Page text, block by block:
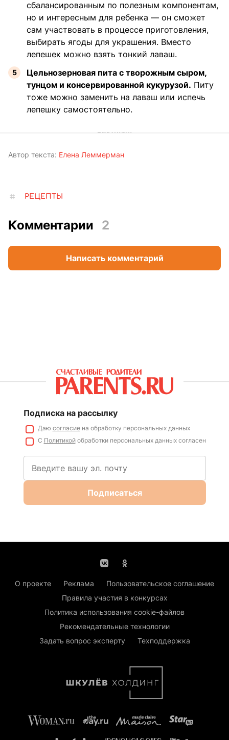
сбалансированным по полезным компонентам,
но и интересным для ребенка — он сможет
сам участвовать в процессе приготовления,
выбирать ягоды для украшения. Вместо
лепешек можно взять тонкий лаваш.
Цельнозерновая пита с творожным сыром,
тунцом и консервированной кукурузой. Питу
тоже можно заменить на лаваш или испечь
лепешку самостоятельно.
Автор текста: Елена Леммерман
РЕЦЕПТЫ
Комментарии 2
Написать комментарий
Подписка на рассылку
Даю согласиена обработку персональных данных
С Политикойобработки персональных данных согласен
Подписаться
О проекте Реклама
Пользовательское соглашение
Правила участия в конкурсах
Политика использования cookie-файлов
Рекомендательные технологии
Задать вопрос эксперту
Техподдержка